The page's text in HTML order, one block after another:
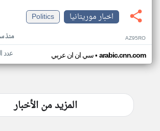
اخبار موريتانيا
Politics
منذ AZ95RO
سي ان ان عربي• arabic.cnn.com عدد
المزيد من الأخبار